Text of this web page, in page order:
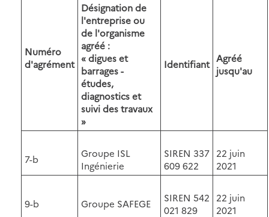
Numéro
d'agrément
Désignation de
l'entreprise ou
de l'organisme
agréé :
« digues et
barrages -
études,
diagnostics et
suivi des travaux
»
Identifiant Agréé
jusqu'au
7-b
Groupe ISL
Ingénierie
SIREN 337
609 622
22 juin
2021
9-b Groupe SAFEGE
SIREN 542
021 829
22 juin
2021